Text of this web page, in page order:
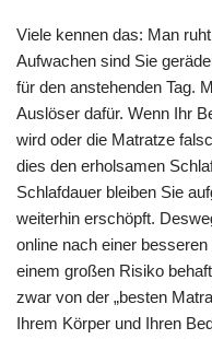
Viele kennen das: Man
Aufwachen sind Sie
für den anstehenden Tag.
Auslöser dafür. Wenn Ihr
wird oder die Matratze
dies den erholsamen
Schlafdauer bleiben Sie
weiterhin erschöpft.
online nach einer
einem großen Risiko
zwar von der „besten
Ihrem Körper und Ihren